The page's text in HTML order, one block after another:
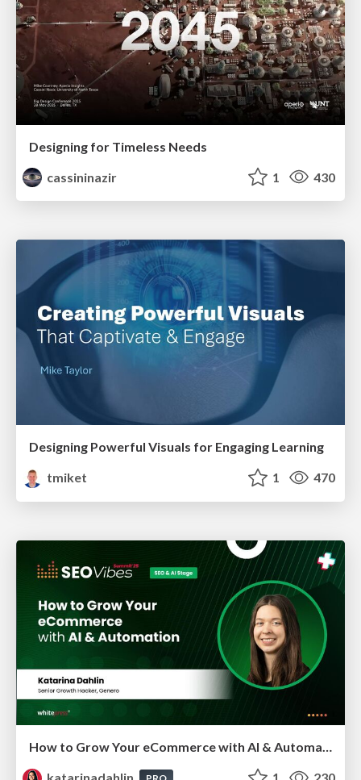
Designing for Timeless Needs
cassininazir
1 430
Designing Powerful Visuals for Engaging Learning
tmiket
1 470
How to Grow Your eCommerce with AI & Automation